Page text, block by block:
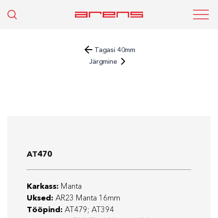
Tagasi 40mm
Järgmine
AT470
Karkass: Manta
Uksed: AR23 Manta 16mm
Tööpind: AT479; AT394